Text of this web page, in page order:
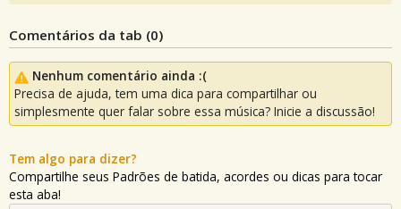
Comentários da tab (0)
Nenhum comentário ainda :(
Precisa de ajuda, tem uma dica para compartilhar ou
simplesmente quer falar sobre essa música? Inicie a discussão!
Tem algo para dizer?
Compartilhe seus Padrões de batida, acordes ou dicas para tocar
esta aba!